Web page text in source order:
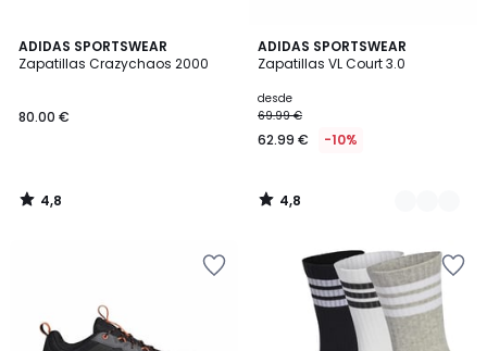
ADIDAS SPORTSWEAR
Zapatillas Crazychaos 2000
€.
80.00 €
4,8
/ 5
4,8
/
ADIDAS SPORTSWEAR
Zapatillas VL Court 3.0
desde
69.99 €
62.99 € -10%
4,8
/ 5
4
Colores
4,8
/